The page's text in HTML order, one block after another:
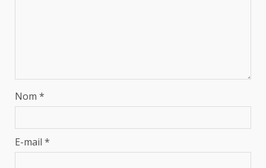
Nom *
E-mail *